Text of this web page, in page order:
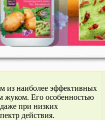
из наиболее эффективных
жуком. Его особенностью
при низких
действия.